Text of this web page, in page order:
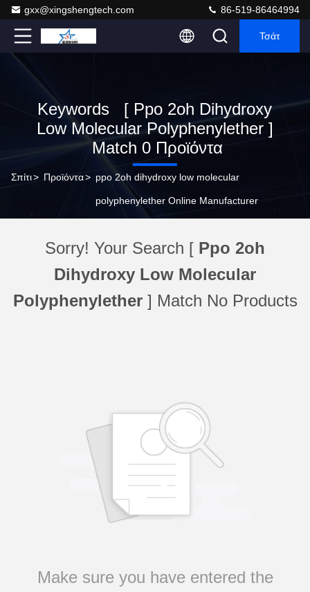
gxx@xingshengtech.com 86-519-86464994
Τσάτ
Keywords [ Ppo 2oh Dihydroxy
Low Molecular Polyphenylether ]
Match 0 Προϊόντα
Σπίτι> Προϊόντα> ppo 2oh dihydroxy low molecular
polyphenylether Online Manufacturer
Sorry! Your Search [ Ppo 2oh
Dihydroxy Low Molecular
Polyphenylether] Match No Products
Make sure you have entered the